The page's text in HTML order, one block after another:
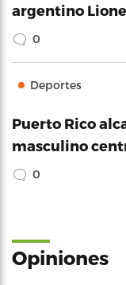
argentino
0
Deportes
Puerto Rico
masculino
0
Opiniones